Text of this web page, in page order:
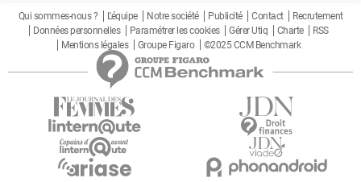
Qui sommes-nous ? L'équipe Notre société Publicité Contact
Recrutement
Données personnelles
Paramétrer les cookies Gérer Utiq Charte
RSS
Mentions légales
Groupe Figaro ©2025 CCM Benchmark